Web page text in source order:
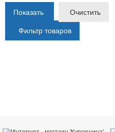
Показать Очистить
Фильтр товаров